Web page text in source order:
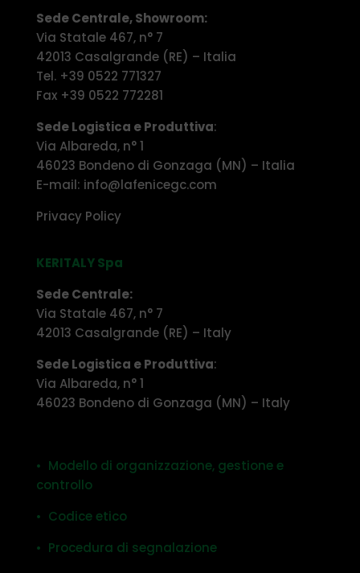
Sede Centrale, Showroom:
Via Statale 467, n° 7
42013 Casalgrande (RE) – Italia
Tel. +39 0522 771327
Fax +39 0522 772281
Sede Logistica e Produttiva:
Via Albareda, n° 1
46023 Bondeno di Gonzaga (MN) – Italia
E-mail: info@lafenicegc.com
Privacy Policy
KERITALY Spa
Sede Centrale:
Via Statale 467, n° 7
42013 Casalgrande (RE) – Italy
Sede Logistica e Produttiva:
Via Albareda, n° 1
46023 Bondeno di Gonzaga (MN) – Italy
• Modello di organizzazione, gestione e
controllo
• Codice etico
• Procedura di segnalazione